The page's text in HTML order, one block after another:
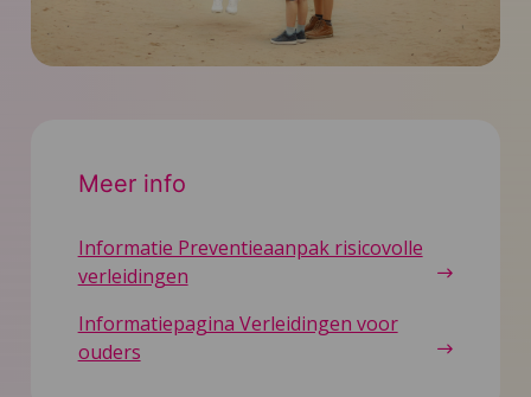
Meer info
Informatie Preventieaanpak risicovolle
verleidingen
Informatiepagina Verleidingen voor
ouders